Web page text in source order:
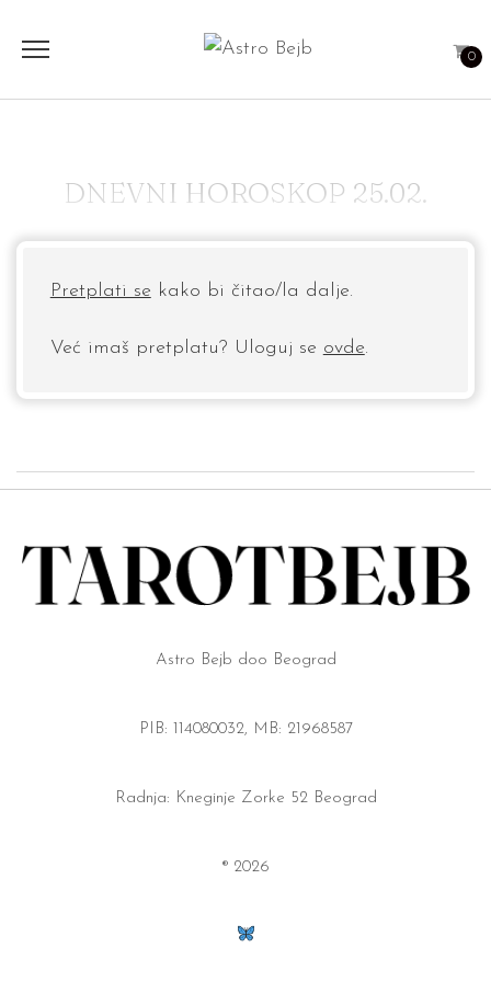
0
DNEVNI HOROSKOP 25.02.
Pretplati se kako bi čitao/la dalje.
Već imaš pretplatu? Uloguj se ovde.
Astro Bejb doo Beograd
PIB: 114080032, MB: 21968587
Radnja: Kneginje Zorke 52 Beograd
® 2026